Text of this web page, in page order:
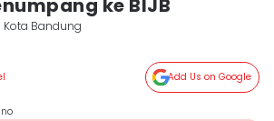
ke BIJB
Kota Bandung
Add Us on Google